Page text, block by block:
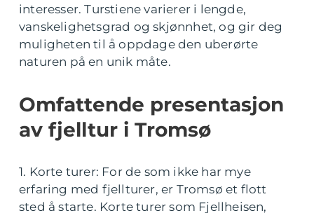
interesser. Turstiene varierer i lengde,
vanskelighetsgrad og skjønnhet, og gir deg
muligheten til å oppdage den uberørte
naturen på en unik måte.
Omfattende presentasjon
av fjelltur i Tromsø
1. Korte turer: For de som ikke har mye
erfaring med fjellturer, er Tromsø et flott
sted å starte. Korte turer som Fjellheisen,